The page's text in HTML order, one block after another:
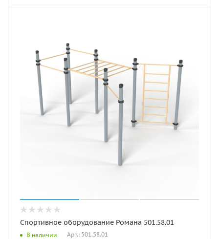
Спортивное оборудование Романа 501.58.01
В наличии Арт.: 501.58.01